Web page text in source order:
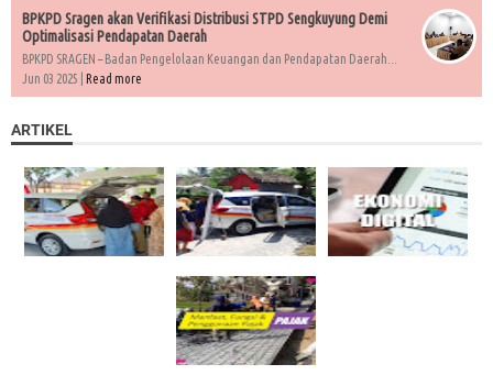
BPKPD Sragen akan Verifikasi Distribusi STPD Sengkuyung Demi
Optimalisasi Pendapatan Daerah
BPKPD SRAGEN – Badan Pengelolaan Keuangan dan Pendapatan Daerah...
Jun 03 2025 | Read more
ARTIKEL